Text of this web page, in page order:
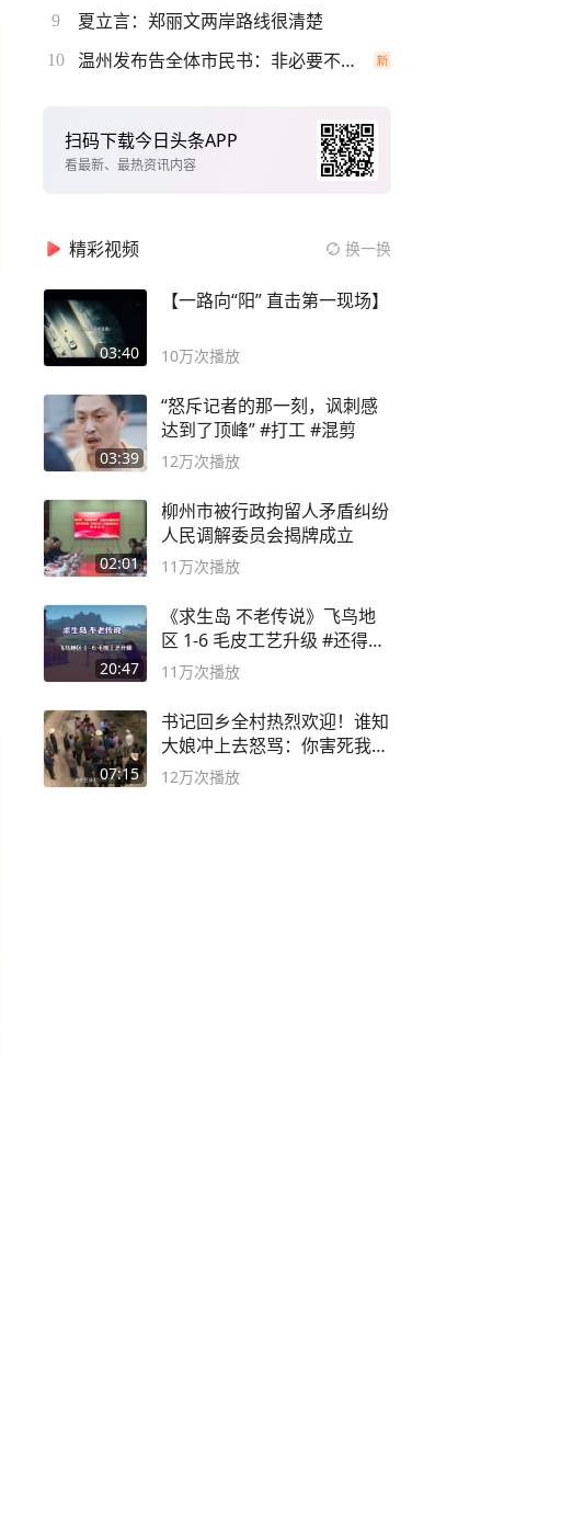
9 夏立言：郑丽文两岸路线很清楚
10 温州发布告全体市民书：非必要不外出
扫码下载今日头条APP
看最新、最热资讯内容
精彩视频 换一换
03:40
【一路向“阳” 直击第一现场】
10万次播放
03:39
“怒斥记者的那一刻，讽刺感
达到了顶峰” #打工 #混剪
12万次播放
02:01
柳州市被行政拘留人矛盾纠纷
人民调解委员会揭牌成立
11万次播放
20:47
《求生岛 不老传说》飞鸟地
区 1-6 毛皮工艺升级 #还得是
主机大作
11万次播放
07:15
书记回乡全村热烈欢迎！谁知
大娘冲上去怒骂：你害死我儿
子
12万次播放